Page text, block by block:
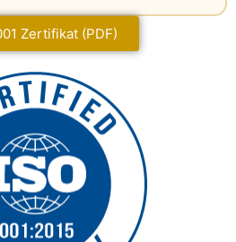
Zertifikat (PDF)